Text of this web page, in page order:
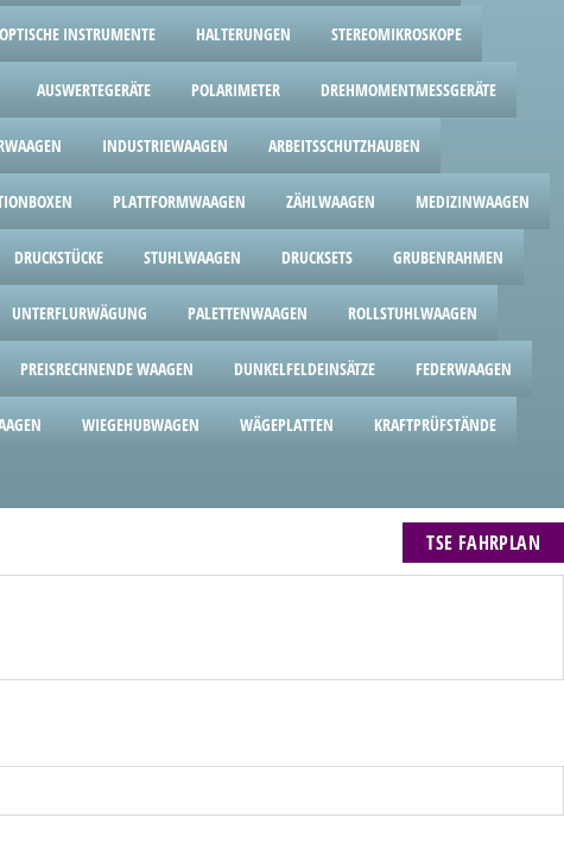
OPTISCHE INSTRUMENTE HALTERUNGEN STEREOMIKROSKOPE
AUSWERTEGERÄTE POLARIMETER DREHMOMENTMESSGERÄTE
INDUSTRIEWAAGEN ARBEITSSCHUTZHAUBEN
PLATTFORMWAAGEN ZÄHLWAAGEN MEDIZINWAAGEN
DRUCKSTÜCKE STUHLWAAGEN DRUCKSETS GRUBENRAHMEN
UNTERFLURWÄGUNG PALETTENWAAGEN ROLLSTUHLWAAGEN
PREISRECHNENDE WAAGEN DUNKELFELDEINSÄTZE FEDERWAAGEN
WIEGEHUBWAGEN WÄGEPLATTEN KRAFTPRÜFSTÄNDE
TSE FAHRPLAN